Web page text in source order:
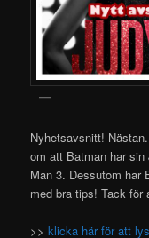
Nyhetsavsnitt!
om att Batman har
Man 3. Dessutom har
med bra tips! Tack för
>> klicka här för att